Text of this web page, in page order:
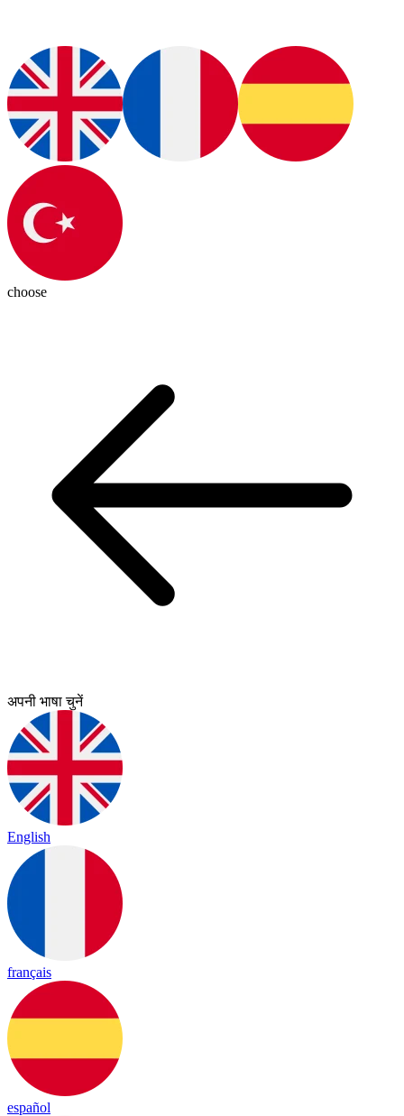
choose
अपनी भाषा चुनें
English
français
español